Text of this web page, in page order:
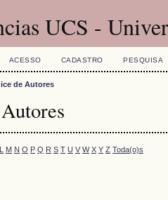
UCS -
ACESSO CADASTRO PESQUISA
de Autores
L M N O P Q R S T U V W X Y Z Toda(o)s